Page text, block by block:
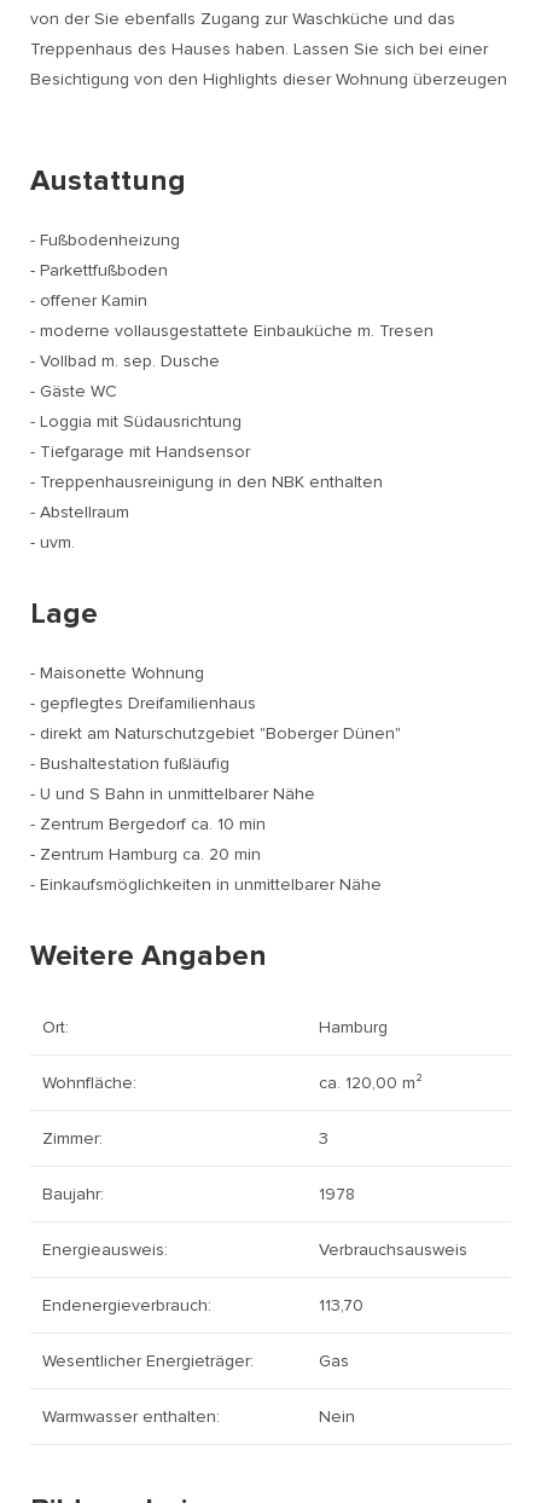
von der Sie ebenfalls Zugang zur Waschküche und das
Treppenhaus des Hauses haben. Lassen Sie sich bei einer
Besichtigung von den Highlights dieser Wohnung überzeugen
Austattung
- Fußbodenheizung
- Parkettfußboden
- offener Kamin
- moderne vollausgestattete Einbauküche m. Tresen
- Vollbad m. sep. Dusche
- Gäste WC
- Loggia mit Südausrichtung
- Tiefgarage mit Handsensor
- Treppenhausreinigung in den NBK enthalten
- Abstellraum
- uvm.
Lage
- Maisonette Wohnung
- gepflegtes Dreifamilienhaus
- direkt am Naturschutzgebiet "Boberger Dünen"
- Bushaltestation fußläufig
- U und S Bahn in unmittelbarer Nähe
- Zentrum Bergedorf ca. 10 min
- Zentrum Hamburg ca. 20 min
- Einkaufsmöglichkeiten in unmittelbarer Nähe
Weitere Angaben
Ort: Hamburg
Wohnfläche: ca. 120,00 m²
Zimmer: 3
Baujahr: 1978
Energieausweis: Verbrauchsausweis
Endenergieverbrauch: 113,70
Wesentlicher Energieträger: Gas
Warmwasser enthalten: Nein